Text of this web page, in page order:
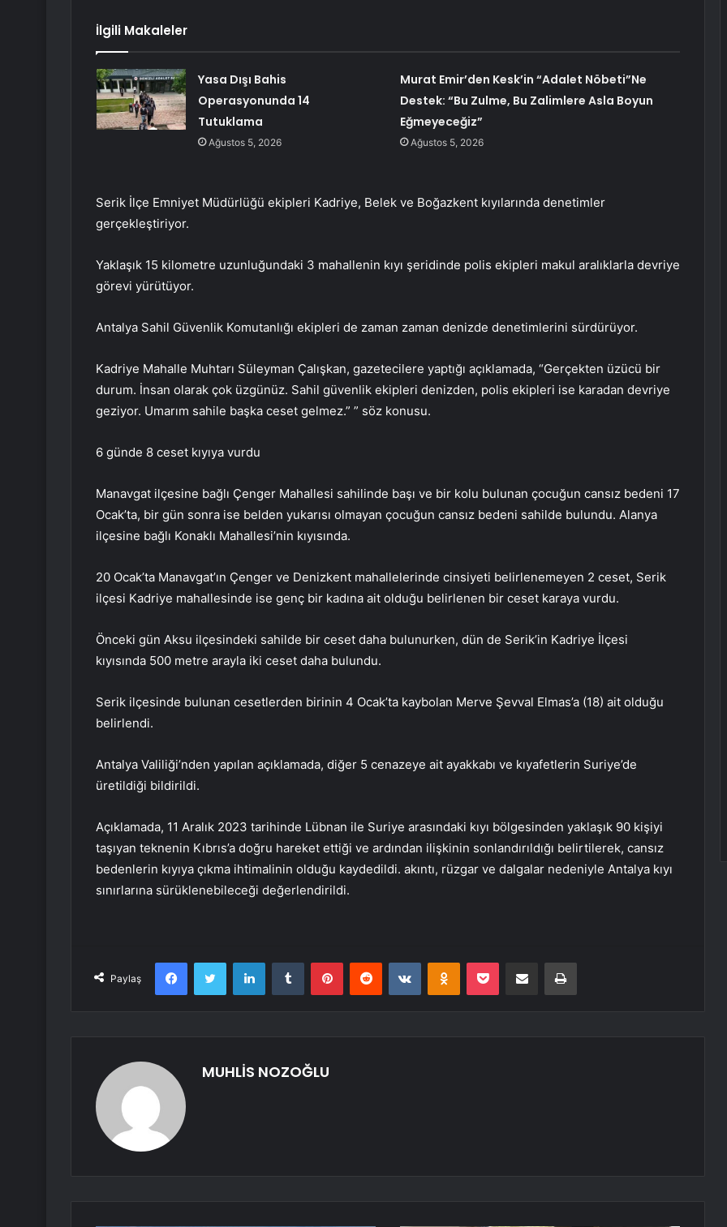
İlgili Makaleler
Yasa Dışı Bahis
Operasyonunda 14
Tutuklama
Ağustos 5, 2026
Murat Emir’den Kesk’in “Adalet Nöbeti”Ne
Destek: “Bu Zulme, Bu Zalimlere Asla Boyun
Eğmeyeceğiz”
Ağustos 5, 2026
Serik İlçe Emniyet Müdürlüğü ekipleri Kadriye, Belek ve Boğazkent kıyılarında denetimler
gerçekleştiriyor.
Yaklaşık 15 kilometre uzunluğundaki 3 mahallenin kıyı şeridinde polis ekipleri makul aralıklarla devriye
görevi yürütüyor.
Antalya Sahil Güvenlik Komutanlığı ekipleri de zaman zaman denizde denetimlerini sürdürüyor.
Kadriye Mahalle Muhtarı Süleyman Çalışkan, gazetecilere yaptığı açıklamada, “Gerçekten üzücü bir
durum. İnsan olarak çok üzgünüz. Sahil güvenlik ekipleri denizden, polis ekipleri ise karadan devriye
geziyor. Umarım sahile başka ceset gelmez.” ” söz konusu.
6 günde 8 ceset kıyıya vurdu
Manavgat ilçesine bağlı Çenger Mahallesi sahilinde başı ve bir kolu bulunan çocuğun cansız bedeni 17
Ocak’ta, bir gün sonra ise belden yukarısı olmayan çocuğun cansız bedeni sahilde bulundu. Alanya
ilçesine bağlı Konaklı Mahallesi’nin kıyısında.
20 Ocak’ta Manavgat’ın Çenger ve Denizkent mahallelerinde cinsiyeti belirlenemeyen 2 ceset, Serik
ilçesi Kadriye mahallesinde ise genç bir kadına ait olduğu belirlenen bir ceset karaya vurdu.
Önceki gün Aksu ilçesindeki sahilde bir ceset daha bulunurken, dün de Serik’in Kadriye İlçesi
kıyısında 500 metre arayla iki ceset daha bulundu.
Serik ilçesinde bulunan cesetlerden birinin 4 Ocak’ta kaybolan Merve Şevval Elmas’a (18) ait olduğu
belirlendi.
Antalya Valiliği’nden yapılan açıklamada, diğer 5 cenazeye ait ayakkabı ve kıyafetlerin Suriye’de
üretildiği bildirildi.
Açıklamada, 11 Aralık 2023 tarihinde Lübnan ile Suriye arasındaki kıyı bölgesinden yaklaşık 90 kişiyi
taşıyan teknenin Kıbrıs’a doğru hareket ettiği ve ardından ilişkinin sonlandırıldığı belirtilerek, cansız
bedenlerin kıyıya çıkma ihtimalinin olduğu kaydedildi. akıntı, rüzgar ve dalgalar nedeniyle Antalya kıyı
sınırlarına sürüklenebileceği değerlendirildi.
Paylaş
FacebookTwitter LinkedInTumblr PinterestReddit VKontakteOdnoklassniki
Pocket E-Posta ile paylaş Yazdır
MUHLİS NOZOĞLU